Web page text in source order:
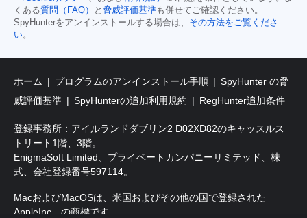
くある質問（FAQ） と 脅威評価基準も併せてご確認ください。
SpyHunterをアンインストールする場合は、 その方法をご覧くださ
い。
ホーム プログラムのアンインストール手順
SpyHunter の脅
威評価基準
SpyHunterの追加利用規約 RegHunter追加条件
登録事務所：アイルランドダブリン2 D02XD82のキャッスルス
トリート1階、3階。
EnigmaSoft Limited、プライベートカンパニーリミテッド、株
式、会社登録番号597114。
MacおよびMacOSは、米国およびその他の国で登録された
AppleInc。の商標です。